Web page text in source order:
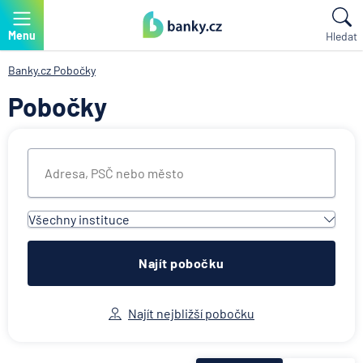
Menu Hledat
Banky.cz Pobočky
Pobočky
Všechny instituce
Všechny instituce
ACE European Group Ltd
Allianz penzijní společnost
Allianz pojišťovna
Najít pobočku
Najít nejbližší pobočku